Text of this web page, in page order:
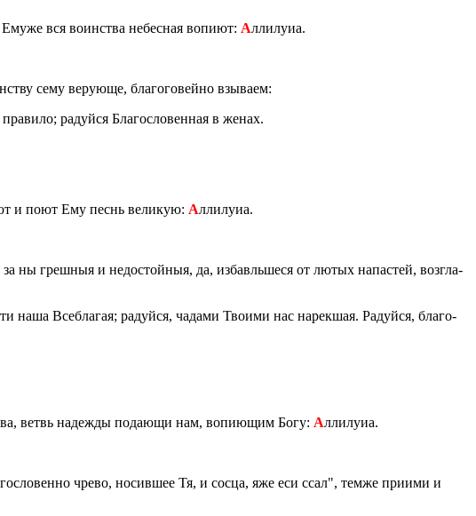
вся во­ин­ства небес­ная во­пи­ют: Алли­лу­иа.
сему ве­ру­ю­ще, бла­го­го­вей­но взы­ва­ем:
ра­дуй­ся Бла­го­сло­вен­ная в женах.
и поют Ему песнь ве­ли­кую: Алли­лу­иа.
ны греш­ныя и недо­стой­ныя, да, из­бав­ль­ше­ся от лютых на­па­стей, воз­гла­
наша Все­б­ла­гая; ра­дуй­ся, ча­да­ми Тво­и­ми нас на­рек­шая. Ра­дуй­ся, бла­го­
ветвь на­деж­ды по­да­ю­щи нам, во­пи­ю­щим Богу: Алли­лу­иа.
чрево, но­сив­шее Тя, и сосца, яже еси ссал", темже при­и­ми и